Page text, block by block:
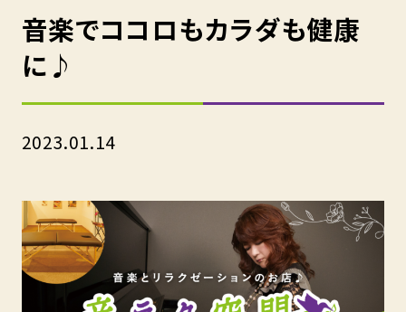
音楽でココロもカラダも健康
に♪
2023.01.14